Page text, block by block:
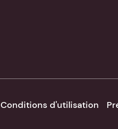
Conditions d'utilisation